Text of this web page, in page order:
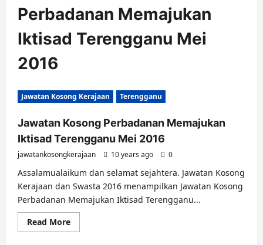
Perbadanan Memajukan
Iktisad Terengganu Mei
2016
Jawatan Kosong Kerajaan Terengganu
Jawatan Kosong Perbadanan Memajukan
Iktisad Terengganu Mei 2016
jawatankosongkerajaan 10 years ago 0
Assalamualaikum dan selamat sejahtera. Jawatan Kosong
Kerajaan dan Swasta 2016 menampilkan Jawatan Kosong
Perbadanan Memajukan Iktisad Terengganu...
Read MoreRead
more